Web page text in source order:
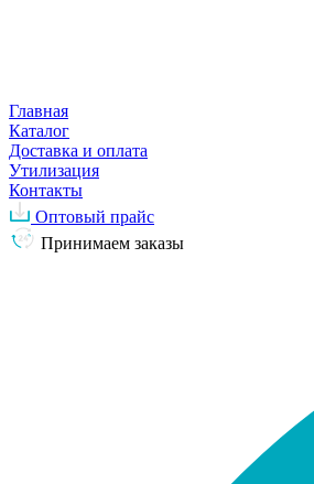
Главная
Каталог
Доставка и оплата
Утилизация
Контакты
Оптовый прайс
Принимаем заказы